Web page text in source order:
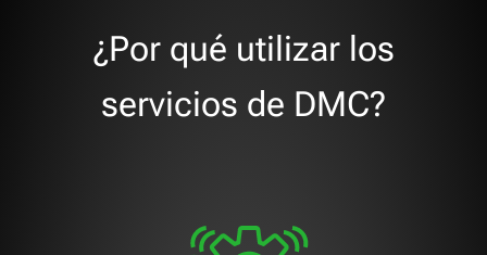
¿Por qué utilizar los
servicios de DMC?